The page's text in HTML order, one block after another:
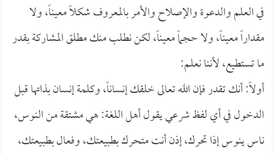
في العلم والدعوة والإصلاح والأمر بالمعروف شكلاً معيناً، ولا
مقداراً معيناً، ولا حجماً معيناً، لكن نطلب منك مطلق المشاركة بقدر
ما تستطيع، لأننا نعلم:
أولاً: أنك تقدر فإن الله تعالى خلقك إنساناً، وكلمة إنسان بذاتها قبل
الدخول في أي لفظ شرعي يقول أهل اللغة: هي مشتقة من النوس،
ناس ينوس إذا تحرك، إذن أنت متحرك بطبيعتك، وفعال بطبيعتك،